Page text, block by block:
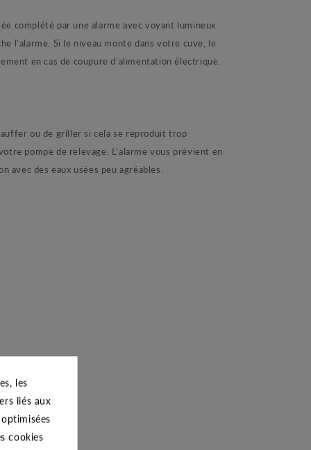
complété par une alarme avec voyant lumineux
l’alarme. Si le niveau monte dans votre cuve, le
en cas de coupure d’alimentation électrique.
ou de griller si cela se reproduit trop
pompe de relevage. L’alarme vous prévient en
des eaux usées peu agréables.
les
liés aux
cookies